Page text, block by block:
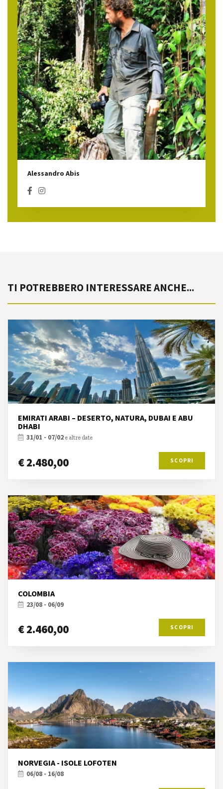
Alessandro Abis
TI POTREBBERO INTERESSARE ANCHE...
EMIRATI ARABI – DESERTO, NATURA, DUBAI E ABU
DHABI
31/01 - 07/02e altre date
€ 2.480,00 SCOPRI
COLOMBIA
23/08 - 06/09
€ 2.460,00 SCOPRI
NORVEGIA - ISOLE LOFOTEN
06/08 - 16/08